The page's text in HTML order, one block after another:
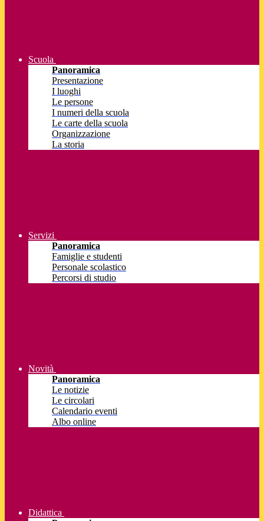
Scuola
Panoramica
Presentazione
I luoghi
Le persone
I numeri della scuola
Le carte della scuola
Organizzazione
La storia
Servizi
Panoramica
Famiglie e studenti
Personale scolastico
Percorsi di studio
Novità
Panoramica
Le notizie
Le circolari
Calendario eventi
Albo online
Didattica